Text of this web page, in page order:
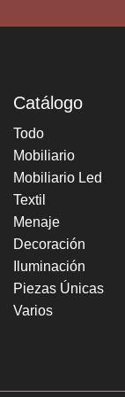
Catálogo
Todo
Mobiliario
Mobiliario Led
Textil
Menaje
Decoración
Iluminación
Piezas Únicas
Varios